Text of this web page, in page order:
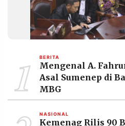
RESOLUSI
MEDIA
©
Resolusi.co
-
1 BERITA
Mengenal A.
Asal Sumenep di
MBG
NASIONAL
Kemenag Rilis 90